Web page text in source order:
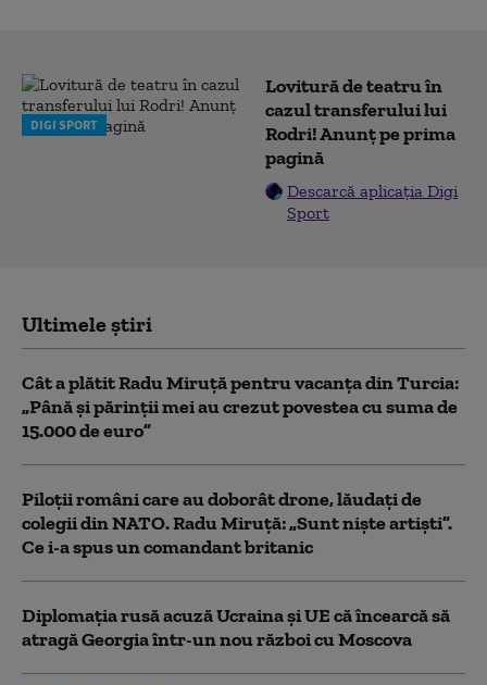
DIGI SPORT
Lovitură de teatru în
cazul transferului lui
Rodri! Anunț pe prima
pagină
Descarcă aplicația Digi
Sport
Ultimele știri
Cât a plătit Radu Miruță pentru vacanța din Turcia:
„Până și părinții mei au crezut povestea cu suma de
15.000 de euro”
Piloții români care au doborât drone, lăudați de
colegii din NATO. Radu Miruță: „Sunt niște artiști”.
Ce i-a spus un comandant britanic
Diplomaţia rusă acuză Ucraina şi UE că încearcă să
atragă Georgia într-un nou război cu Moscova